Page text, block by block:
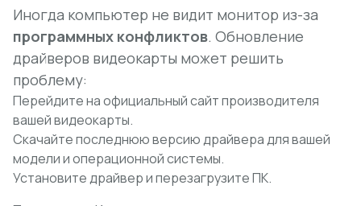
Иногда компьютер не видит монитор из-за
программных конфликтов. Обновление
драйверов видеокарты может решить
проблему:
Перейдите на официальный сайт производителя
вашей видеокарты.
Скачайте последнюю версию драйвера для вашей
модели и операционной системы.
Установите драйвер и перезагрузите ПК.